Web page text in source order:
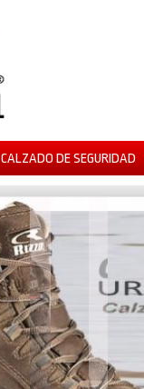
CALZADO DE SEGURIDAD